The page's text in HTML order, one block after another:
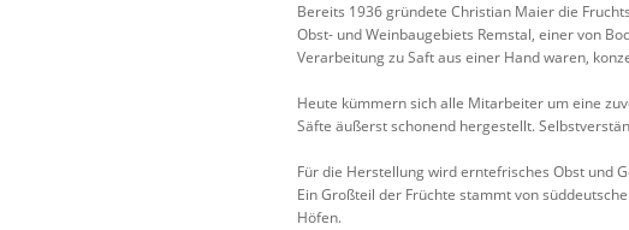
Bereits 1936 gründete Christian Maier die
Obst- und Weinbaugebiets Remstal, einer von
Verarbeitung zu Saft aus einer Hand waren,
Heute kümmern sich alle Mitarbeiter um eine
Säfte äußerst schonend hergestellt.
Für die Herstellung wird erntefrisches Obst und
Ein Großteil der Früchte stammt von
Höfen.